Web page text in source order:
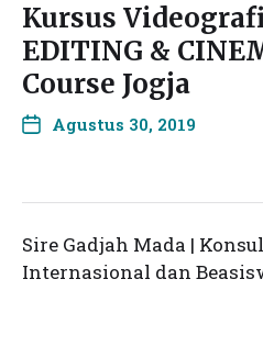
Kursus
EDITING &
Course Jogja
Agustus 30, 2019
Sire Gadjah Mada |
Internasional dan